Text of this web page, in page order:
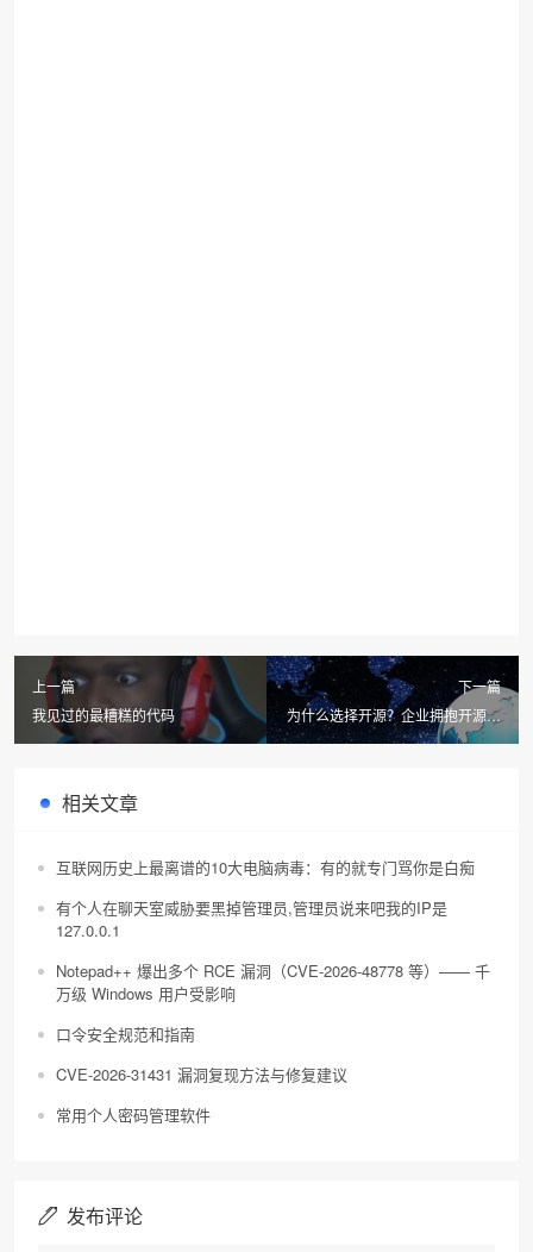
上一篇
我见过的最糟糕的代码
下一篇
为什么选择开源？企业拥抱开源的
十大优势
相关文章
互联网历史上最离谱的10大电脑病毒：有的就专门骂你是白痴
有个人在聊天室威胁要黑掉管理员,管理员说来吧我的IP是
127.0.0.1
Notepad++ 爆出多个 RCE 漏洞（CVE-2026-48778 等）—— 千
万级 Windows 用户受影响
口令安全规范和指南
CVE-2026-31431 漏洞复现方法与修复建议
常用个人密码管理软件
发布评论